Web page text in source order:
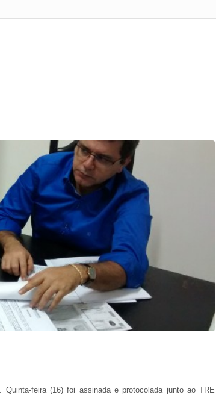
. Quinta-feira (16) foi assinada e protocolada junto ao TRE